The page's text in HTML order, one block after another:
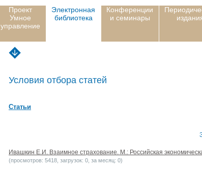
Проект
Умное
управление
Электронная
библиотека
Конференции
и семинары
Условия отбора статей
Статьи
Ивашкин Е.И. Взаимное страхование. М.: Российская
(просмотров: 5418, загрузок: 0, за месяц: 0)